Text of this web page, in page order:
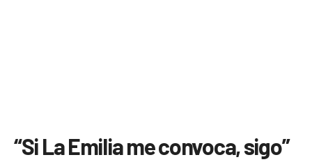
“Si La Emilia me convoca, sigo”